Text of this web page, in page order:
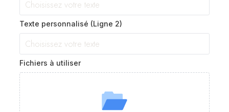
Texte personnalisé (Ligne 2)
Fichiers à utiliser